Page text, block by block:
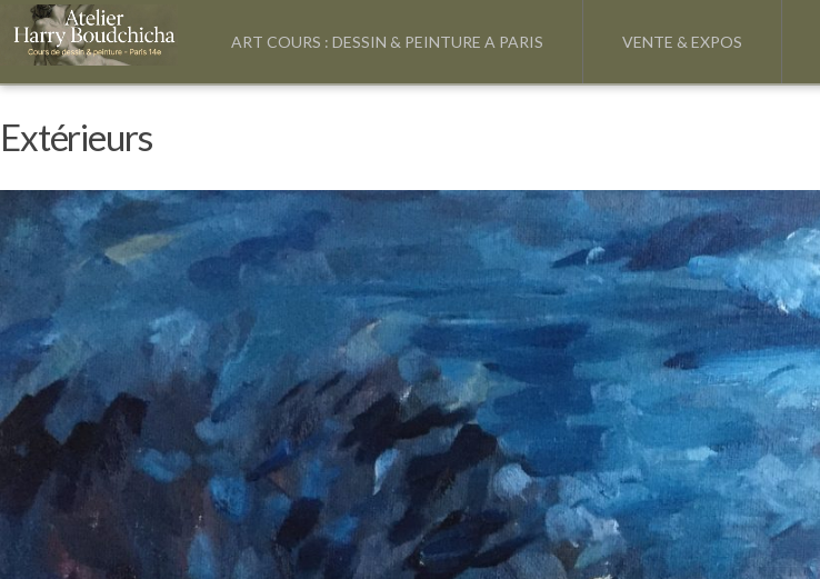
ART COURS : DESSIN & PEINTURE A PARIS VENTE & EXPOS
Extérieurs